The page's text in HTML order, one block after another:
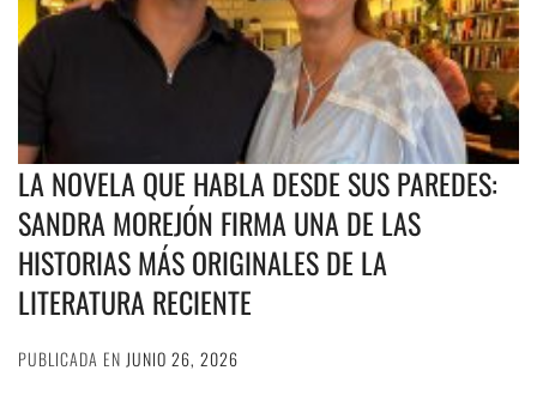
LA NOVELA QUE HABLA DESDE SUS PAREDES:
SANDRA MOREJÓN FIRMA UNA DE LAS
HISTORIAS MÁS ORIGINALES DE LA
LITERATURA RECIENTE
PUBLICADA EN JUNIO 26, 2026